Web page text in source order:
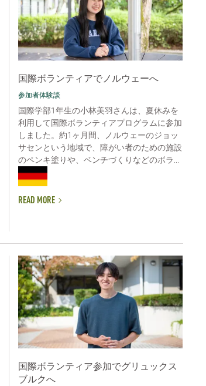
国際ボランティアでノルウェーへ
参加者体験談
国際学部1年生の小林美羽さんは、夏休みを
利用して国際ボランティアプログラムに参加
しました。約1ヶ月間、ノルウェーのジョッ
サセンという地域で、障がい者のための施設
のペンキ塗りや、ベンチづくりなどのボラ...
READ MORE
国際ボランティア参加でグリュックス
ブルクへ